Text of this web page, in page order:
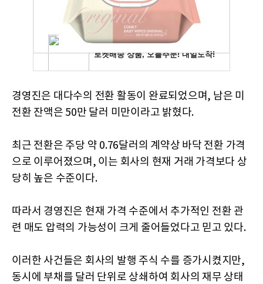
경영진은 대다수의 전환 활동이 완료되었으며, 남은 미
전환 잔액은 50만 달러 미만이라고 밝혔다.
최근 전환은 주당 약 0.76달러의 계약상 바닥 전환 가격
으로 이루어졌으며, 이는 회사의 현재 거래 가격보다 상
당히 높은 수준이다.
따라서 경영진은 현재 가격 수준에서 추가적인 전환 관
련 매도 압력의 가능성이 크게 줄어들었다고 믿고 있다.
이러한 사건들은 회사의 발행 주식 수를 증가시켰지만,
동시에 부채를 달러 단위로 상쇄하여 회사의 재무 상태